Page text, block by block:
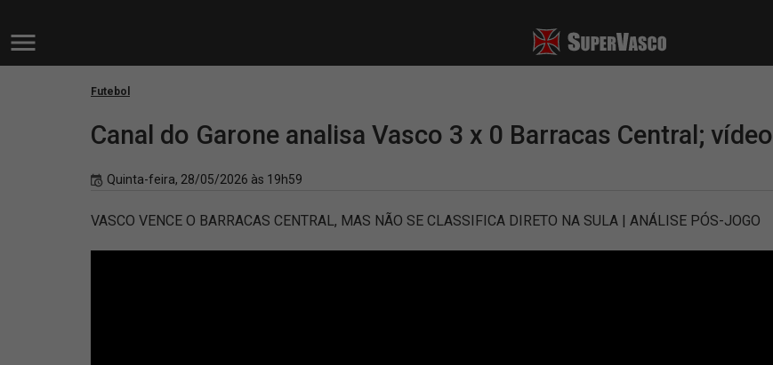
Futebol
Canal do Garone analisa Vasco 3 x 0 Barracas Central; vídeo
Quinta-feira, 28/05/2026 às 19h59
VASCO VENCE O BARRACAS CENTRAL, MAS NÃO SE CLASSIFICA DIRETO NA SULA | ANÁLISE PÓS-JOGO